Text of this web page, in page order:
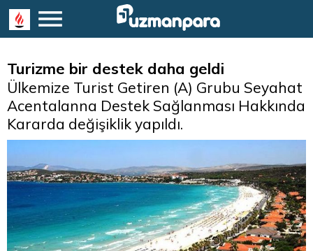
Turizme bir destek daha geldi
Ülkemize Turist Getiren (A) Grubu Seyahat
Acentalanna Destek Sağlanması Hakkında
Kararda değişiklik yapıldı.